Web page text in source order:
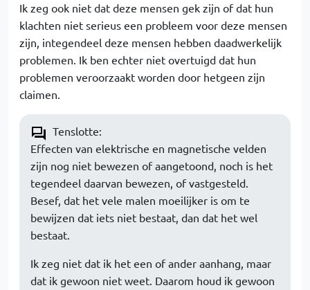
Ik zeg ook niet dat deze mensen gek zijn of dat hun
klachten niet serieus een probleem voor deze mensen
zijn, integendeel deze mensen hebben daadwerkelijk
problemen. Ik ben echter niet overtuigd dat hun
problemen veroorzaakt worden door hetgeen zijn
claimen.
Tenslotte:
Effecten van elektrische en magnetische velden
zijn nog niet bewezen of aangetoond, noch is het
tegendeel daarvan bewezen, of vastgesteld.
Besef, dat het vele malen moeilijker is om te
bewijzen dat iets niet bestaat, dan dat het wel
bestaat.
Ik zeg niet dat ik het een of ander aanhang, maar
dat ik gewoon niet weet. Daarom houd ik gewoon